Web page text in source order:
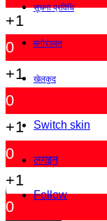
सूचना प्रविधि
मनोरञ्जन
खेलकुद
Switch skin
लगइन
Follow
+1
0
+1
0
+1
0
+1
0